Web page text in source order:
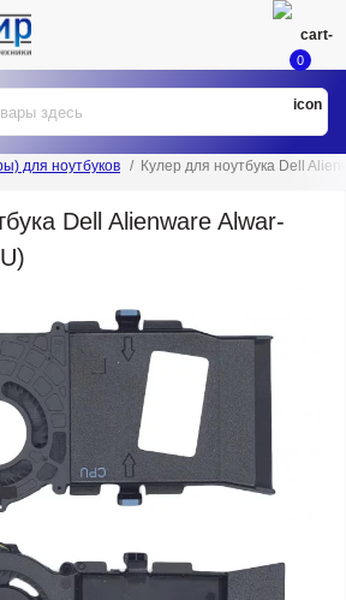
0
для ноутбуков Кулер для ноутбука Dell
Dell Alienware Alwar-